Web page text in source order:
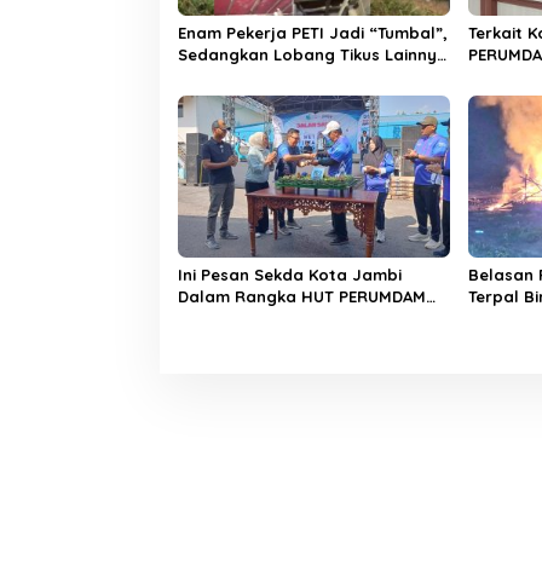
s
Enam Pekerja PETI Jadi “Tumbal”,
Sedangkan Lobang Tikus Lainnya
Kembali Beroperasi
Terkait
Ini Pesan Sekda Kota Jambi
Dalam Rangka HUT PERUMDAM
Belasan
Terpal